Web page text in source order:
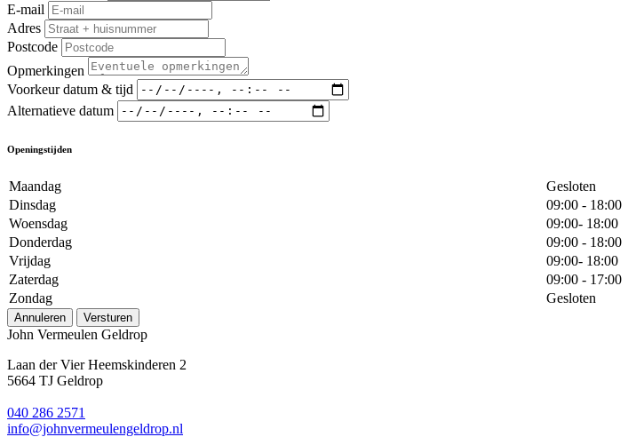
E-mail
Adres
Postcode
Opmerkingen
Voorkeur datum & tijd
Alternatieve datum
Openingstijden
Maandag
Gesloten
Dinsdag
09:00 - 18:00
Woensdag
09:00- 18:00
Donderdag
09:00 - 18:00
Vrijdag
09:00- 18:00
Zaterdag
09:00 - 17:00
Zondag
Gesloten
Annuleren Versturen
John Vermeulen Geldrop
Laan der Vier Heemskinderen 2
5664 TJ Geldrop
040 286 2571
info@johnvermeulengeldrop.nl